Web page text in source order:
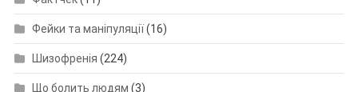
Фейки та маніпуляції(16)
Шизофренія (224)
Що болить людям (3)